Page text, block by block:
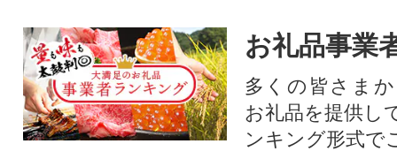
お礼品事業
多くの皆さま
お礼品を提供し
ンキング形式で